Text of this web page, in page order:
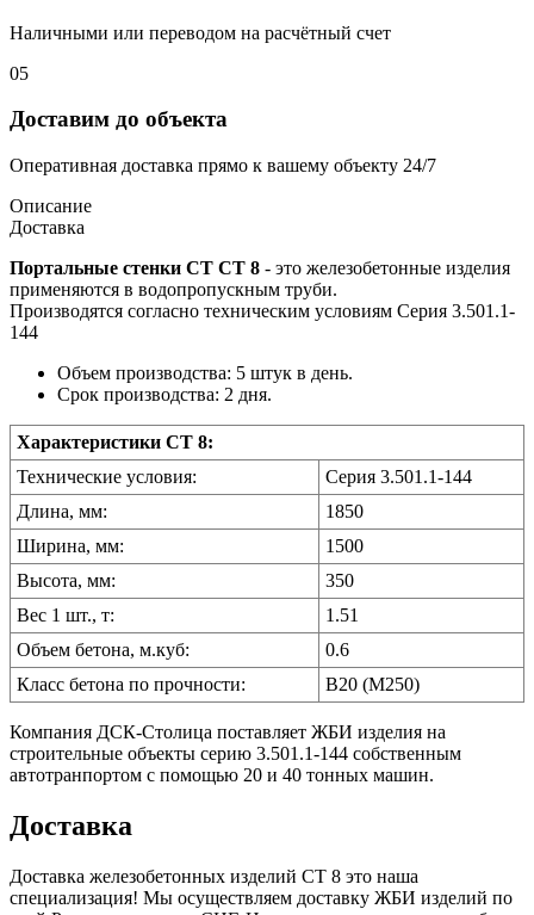
Наличными или переводом на расчётный счет
05
Доставим до объекта
Оперативная доставка прямо к вашему объекту 24/7
Описание
Доставка
Портальные стенки СТ СТ 8 - это железобетонные изделия
применяются в водопропускным труби.
Производятся согласно техническим условиям Серия 3.501.1-
144
Объем производства: 5 штук в день.
Срок производства: 2 дня.
Характеристики СТ 8:
Технические условия:
Серия 3.501.1-144
Длина, мм:
1850
Ширина, мм:
1500
Высота, мм:
350
Вес 1 шт., т:
1.51
Объем бетона, м.куб:
0.6
Класс бетона по прочности:
B20 (M250)
Компания ДСК-Столица поставляет ЖБИ изделия на
строительные объекты серию 3.501.1-144 собственным
автотранпортом с помощью 20 и 40 тонных машин.
Доставка
Доставка железобетонных изделий СТ 8 это наша
специализация! Мы осуществляем доставку ЖБИ изделий по